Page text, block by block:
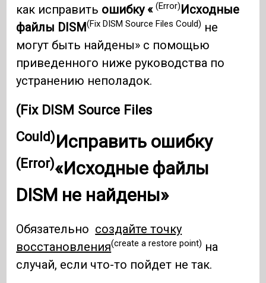
как исправить ошибку «(Error)Исходные
файлы DISM(Fix DISM Source Files Could) не
могут быть найдены» с помощью
приведенного ниже руководства по
устранению неполадок.
(Fix DISM Source Files
Could)Исправить ошибку
(Error)«Исходные файлы
DISM не найдены»
Обязательно создайте точку
восстановления(create a restore point) на
случай, если что-то пойдет не так.